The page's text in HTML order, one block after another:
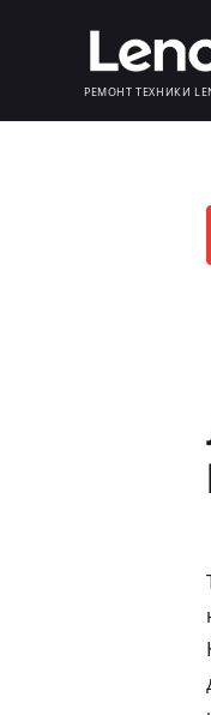
РЕМОНТ ТЕХНИКИ